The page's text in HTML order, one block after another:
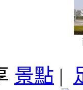
景點 |